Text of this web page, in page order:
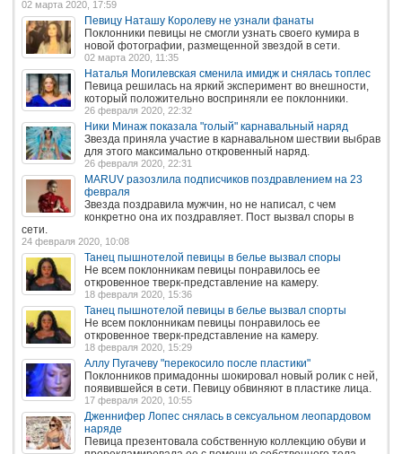
02 марта 2020, 17:59
Певицу Наташу Королеву не узнали фанаты
Поклонники певицы не смогли узнать своего кумира в
новой фотографии, размещенной звездой в сети.
02 марта 2020, 11:35
Наталья Могилевская сменила имидж и снялась топлес
Певица решилась на яркий эксперимент во внешности,
который положительно восприняли ее поклонники.
26 февраля 2020, 22:32
Ники Минаж показала "голый" карнавальный наряд
Звезда приняла участие в карнавальном шествии выбрав
для этого максимально откровенный наряд.
26 февраля 2020, 22:31
MARUV разозлила подписчиков поздравлением на 23
февраля
Звезда поздравила мужчин, но не написал, с чем
конкретно она их поздравляет. Пост вызвал споры в
сети.
24 февраля 2020, 10:08
Танец пышнотелой певицы в белье вызвал споры
Не всем поклонникам певицы понравилось ее
откровенное тверк-представление на камеру.
18 февраля 2020, 15:36
Танец пышнотелой певицы в белье вызвал спорты
Не всем поклонникам певицы понравилось ее
откровенное тверк-представление на камеру.
18 февраля 2020, 15:29
Аллу Пугачеву "перекосило после пластики"
Поклонников примадонны шокировал новый ролик с ней,
появившейся в сети. Певицу обвиняют в пластике лица.
17 февраля 2020, 10:55
Дженнифер Лопес снялась в сексуальном леопардовом
наряде
Певица презентовала собственную коллекцию обуви и